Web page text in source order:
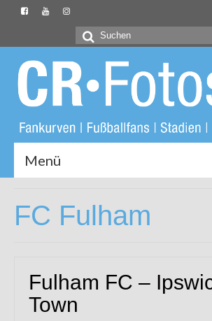
Suchen
Menü
CR-Fotos.de
Fotos
Buch: Unter Löwen
FC Fulham
Fulham FC –
Town